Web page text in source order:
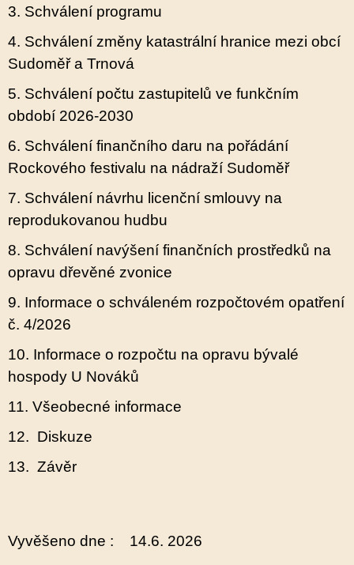
3. Schválení programu
4. Schválení změny katastrální hranice mezi obcí
Sudoměř a Trnová
5. Schválení počtu zastupitelů ve funkčním
období 2026-2030
6. Schválení finančního daru na pořádání
Rockového festivalu na nádraží Sudoměř
7. Schválení návrhu licenční smlouvy na
reprodukovanou hudbu
8. Schválení navýšení finančních prostředků na
opravu dřevěné zvonice
9. Informace o schváleném rozpočtovém opatření
č. 4/2026
10. Informace o rozpočtu na opravu bývalé
hospody U Nováků
11. Všeobecné informace
12. Diskuze
13. Závěr
Vyvěšeno dne : 14.6. 2026